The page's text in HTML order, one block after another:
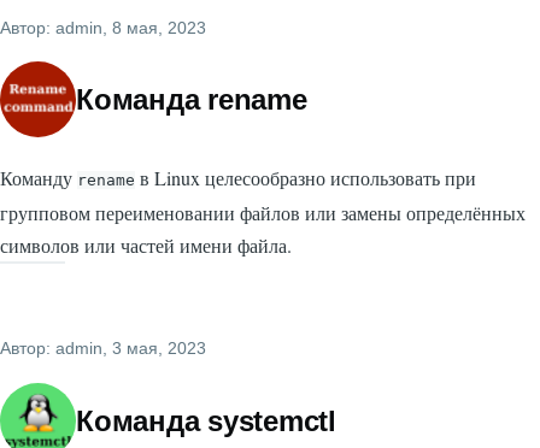
Автор: admin , 8 мая, 2023
Команда rename
Команду rename в Linux целесообразно использовать при
групповом переименовании файлов или замены определённых
символов или частей имени файла.
Автор: admin, 3 мая, 2023
Команда systemctl